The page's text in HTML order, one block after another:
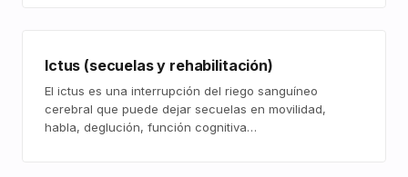
Ictus (secuelas y rehabilitación)
El ictus es una interrupción del riego sanguíneo
cerebral que puede dejar secuelas en movilidad,
habla, deglución, función cognitiva…